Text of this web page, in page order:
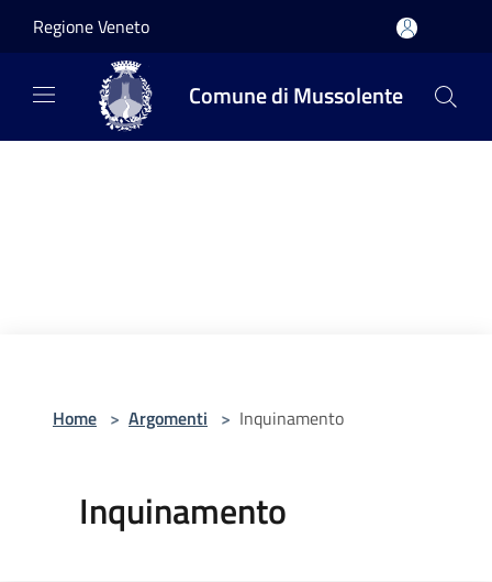
Regione Veneto
Comune di Mussolente
Home > Argomenti > Inquinamento
Inquinamento